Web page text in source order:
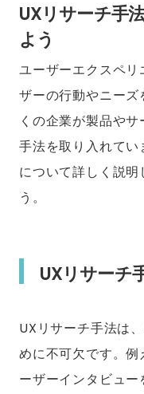
UXリサーチ手
よう
ユーザーエクスペ
ザーの行動やニー
くの企業が製品や
手法を取り入れて
について詳しく説
う。
UXリサーチ
UXリサーチ手法は
めに不可欠です。
ーザーインタビュ